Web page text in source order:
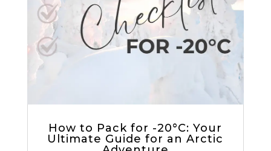
How to Pack for -20°C: Your
Ultimate Guide for an Arctic